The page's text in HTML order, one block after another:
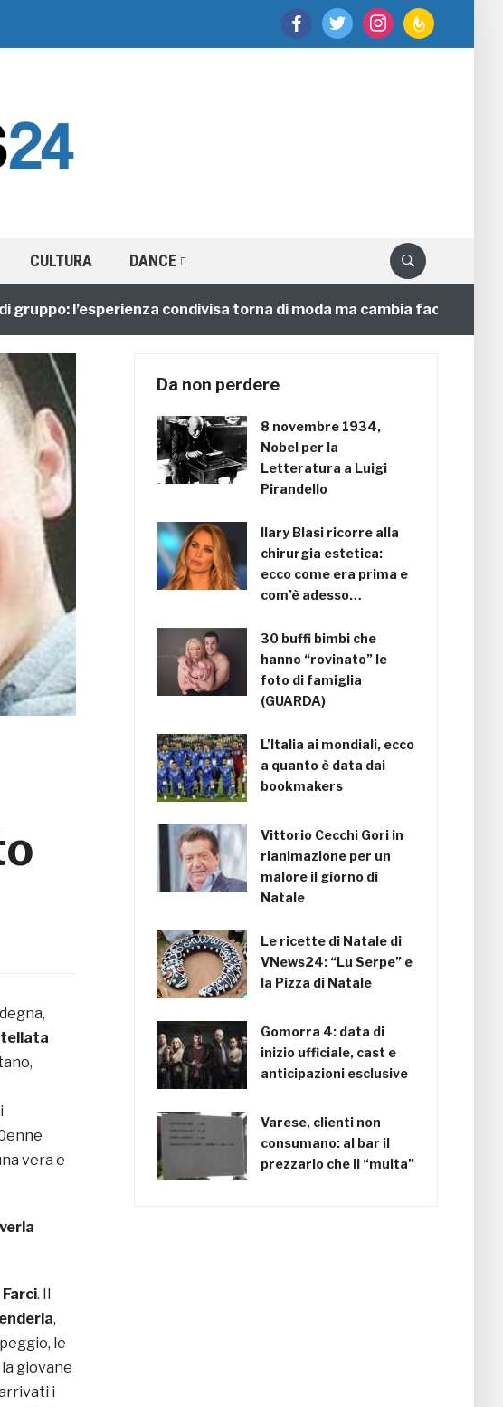
facebooktwitter instagramfeedburner
CULTURA DANCE
l’esperienza condivisa torna di moda ma cambia faccia
vera e
. Il
,
le
giovane
i
Da non perdere
8 novembre 1934,
Nobel per la
Letteratura a Luigi
Pirandello
Ilary Blasi ricorre alla
chirurgia estetica:
ecco come era prima e
com’è adesso…
30 buffi bimbi che
hanno “rovinato” le
foto di famiglia
(GUARDA)
L’Italia ai mondiali, ecco
a quanto è data dai
bookmakers
Vittorio Cecchi Gori in
rianimazione per un
malore il giorno di
Natale
Le ricette di Natale di
VNews24: “Lu Serpe” e
la Pizza di Natale
Gomorra 4: data di
inizio ufficiale, cast e
anticipazioni esclusive
Varese, clienti non
consumano: al bar il
prezzario che li “multa”